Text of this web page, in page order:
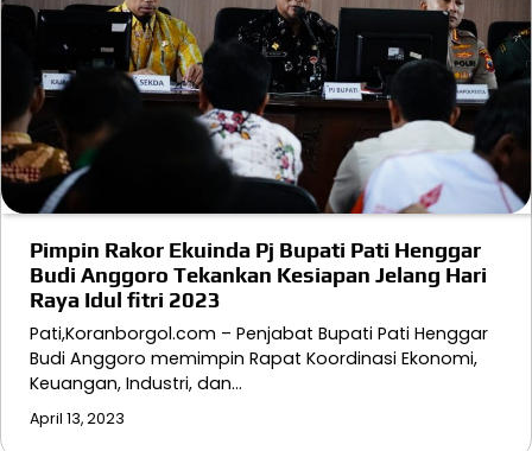
Pimpin Rakor Ekuinda Pj Bupati Pati Henggar
Budi Anggoro Tekankan Kesiapan Jelang Hari
Raya Idul fitri 2023
Pati,Koranborgol.com – Penjabat Bupati Pati Henggar
Budi Anggoro memimpin Rapat Koordinasi Ekonomi,
Keuangan, Industri, dan…
April 13, 2023